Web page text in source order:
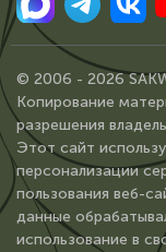
© 2006 - 2026
Копирование
разрешения
Этот сайт
персонализации
пользования веб-
данные
использование в